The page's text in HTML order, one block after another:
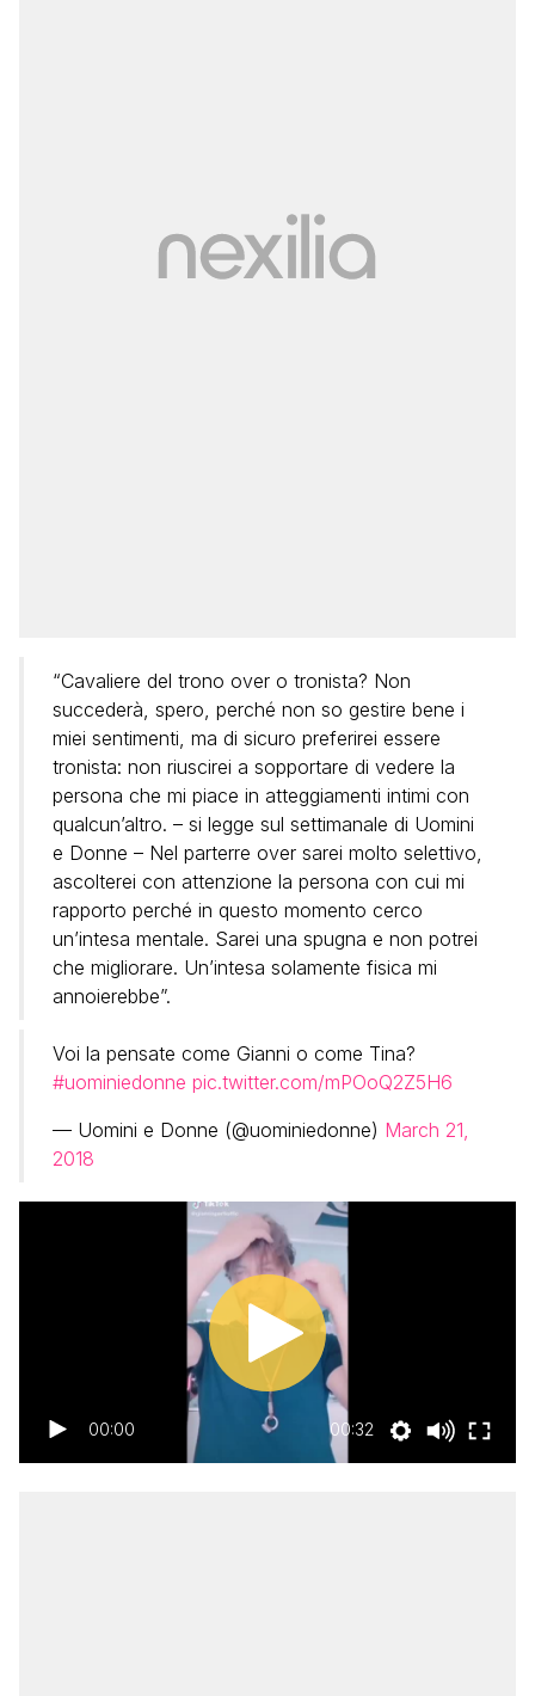
“Cavaliere del trono over o tronista? Non
succederà, spero, perché non so gestire bene i
miei sentimenti, ma di sicuro preferirei essere
tronista: non riuscirei a sopportare di vedere la
persona che mi piace in atteggiamenti intimi con
qualcun’altro. – si legge sul settimanale di Uomini
e Donne – Nel parterre over sarei molto selettivo,
ascolterei con attenzione la persona con cui mi
rapporto perché in questo momento cerco
un’intesa mentale. Sarei una spugna e non potrei
che migliorare. Un’intesa solamente fisica mi
annoierebbe”.
Voi la pensate come Gianni o come Tina?
#uominiedonne pic.twitter.com/mPOoQ2Z5H6
— Uomini e Donne (@uominiedonne) March 21,
2018
00:00 00:32